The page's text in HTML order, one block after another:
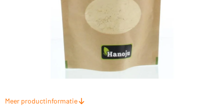
Meer productinformatie